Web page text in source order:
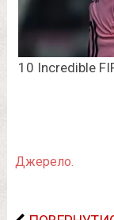
Джерело.